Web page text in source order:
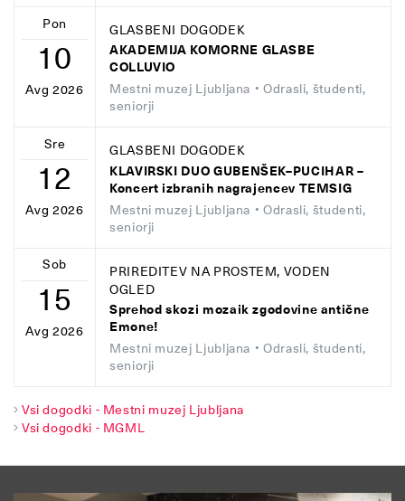
Pon
10
Avg 2026
GLASBENI DOGODEK
AKADEMIJA KOMORNE GLASBE
COLLUVIO
Mestni muzej Ljubljana • Odrasli, študenti,
seniorji
Sre
12
Avg 2026
GLASBENI DOGODEK
KLAVIRSKI DUO GUBENŠEK–PUCIHAR –
Koncert izbranih nagrajencev TEMSIG
Mestni muzej Ljubljana • Odrasli, študenti,
seniorji
Sob
15
Avg 2026
PRIREDITEV NA PROSTEM, VODEN
OGLED
Sprehod skozi mozaik zgodovine antične
Emone!
Mestni muzej Ljubljana • Odrasli, študenti,
seniorji
Vsi dogodki - Mestni muzej Ljubljana
Vsi dogodki - MGML